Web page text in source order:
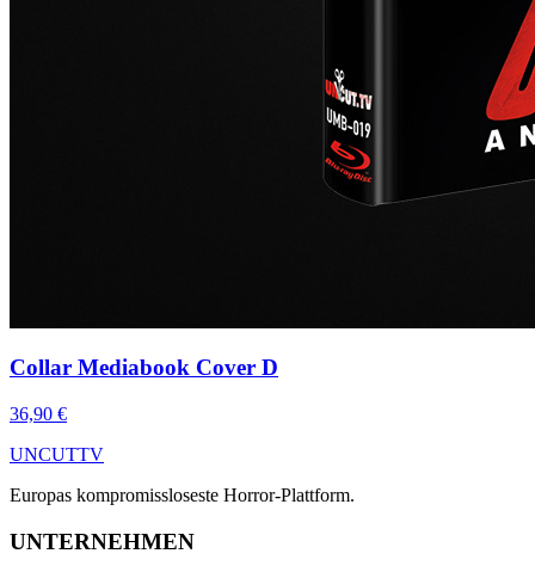
Collar Mediabook Cover D
36,90 €
UNCUTTV
Europas kompromissloseste Horror-Plattform.
UNTERNEHMEN